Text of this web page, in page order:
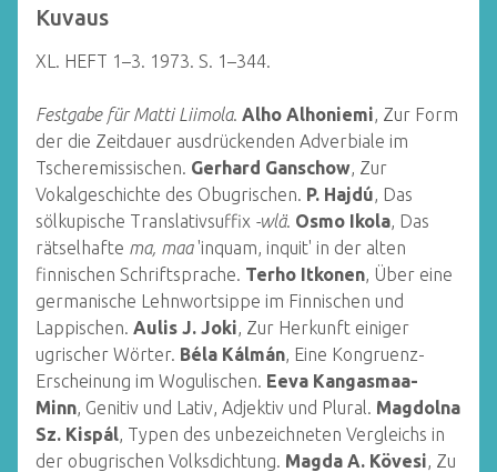
Kuvaus
XL. HEFT 1–3. 1973. S. 1–344.
Festgabe für Matti Liimola. Alho Alhoniemi, Zur Form
der die Zeitdauer ausdrückenden Adverbiale im
Tscheremissischen. Gerhard Ganschow, Zur
Vokalgeschichte des Obugrischen. P. Hajdú, Das
sölkupische Translativsuffix -wlä. Osmo Ikola, Das
rätselhafte ma, maa'inquam, inquit' in der alten
finnischen Schriftsprache. Terho Itkonen, Über eine
germanische Lehnwortsippe im Finnischen und
Lappischen. Aulis J. Joki, Zur Herkunft einiger
ugrischer Wörter. Béla Kálmán, Eine Kongruenz-
Erscheinung im Wogulischen. Eeva Kangasmaa-
Minn, Genitiv und Lativ, Adjektiv und Plural. Magdolna
Sz. Kispál, Typen des unbezeichneten Vergleichs in
der obugrischen Volksdichtung. Magda A. Kövesi, Zu